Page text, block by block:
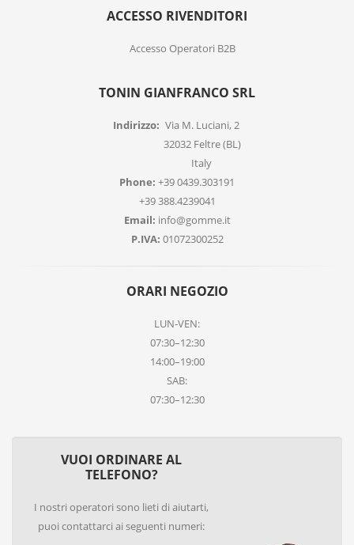
ACCESSO RIVENDITORI
Accesso Operatori B2B
TONIN GIANFRANCO SRL
Indirizzo: Via M. Luciani, 2
32032 Feltre (BL)
Italy
Phone: +39 0439.303191
+39 388.4239041
Email: info@gomme.it
P.IVA: 01072300252
ORARI NEGOZIO
LUN-VEN:
07:30–12:30
14:00–19:00
SAB:
07:30–12:30
VUOI ORDINARE AL
TELEFONO?
I nostri operatori sono lieti di aiutarti,
puoi contattarci ai seguenti numeri: